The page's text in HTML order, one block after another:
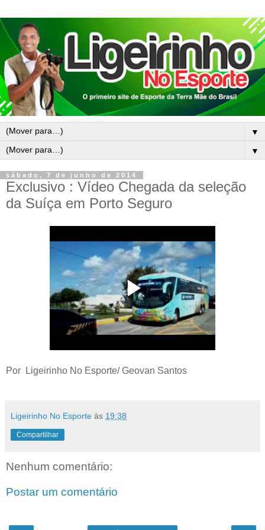
▼
▼
sábado, 7 de junho de 2014
Exclusivo : Vídeo Chegada da seleção
da Suíça em Porto Seguro
Por Ligeirinho No Esporte/ Geovan Santos
Ligeirinho No Esporte às 19:38
Compartilhar
Nenhum comentário:
Postar um comentário